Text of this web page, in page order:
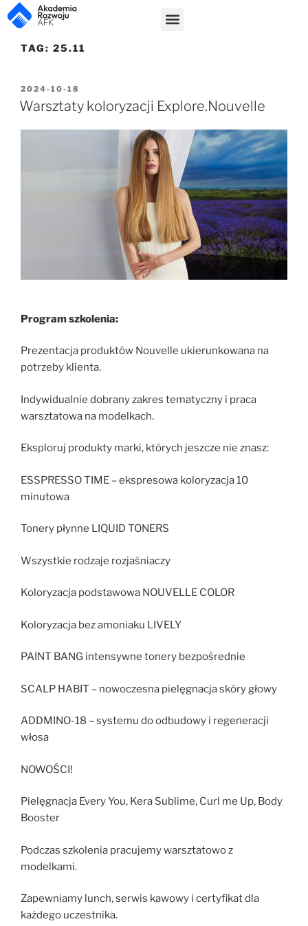
TAG: 25.11
2024-10-18
Warsztaty koloryzacji Explore.Nouvelle
Program szkolenia:
Prezentacja produktów Nouvelle ukierunkowana na
potrzeby klienta.
Indywidualnie dobrany zakres tematyczny i praca
warsztatowa na modelkach.
Eksploruj produkty marki, których jeszcze nie znasz:
ESSPRESSO TIME – ekspresowa koloryzacja 10
minutowa
Tonery płynne LIQUID TONERS
Wszystkie rodzaje rozjaśniaczy
Koloryzacja podstawowa NOUVELLE COLOR
Koloryzacja bez amoniaku LIVELY
PAINT BANG intensywne tonery bezpośrednie
SCALP HABIT – nowoczesna pielęgnacja skóry głowy
ADDMINO-18 – systemu do odbudowy i regeneracji
włosa
NOWOŚCI!
Pielęgnacja Every You, Kera Sublime, Curl me Up, Body
Booster
Podczas szkolenia pracujemy warsztatowo z
modelkami.
Zapewniamy lunch, serwis kawowy i certyfikat dla
każdego uczestnika.